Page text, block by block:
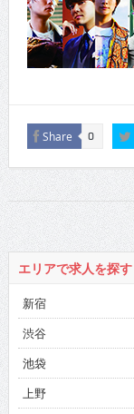
Share 0
エリアで求人を探す
新宿
渋谷
池袋
上野